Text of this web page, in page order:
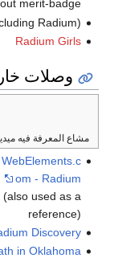
merit-badge.
Radium)
Radium Girls
وصلات
مشاع المعرفة فيه
WebElements.c
om - Radium
(also used as a
reference)
Discovery
in Oklahoma